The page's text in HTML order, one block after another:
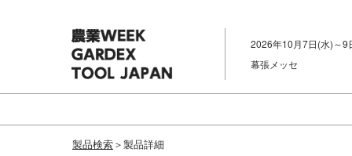
キ
ッ
プ
進
む
2026年10月7日(水)～9
幕張メッセ
製品検索＞製品詳細